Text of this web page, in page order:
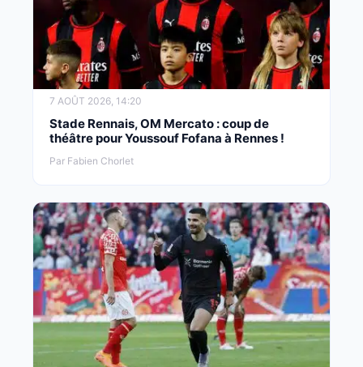
7 AOÛT 2026, 14:20
Stade Rennais, OM Mercato : coup de
théâtre pour Youssouf Fofana à Rennes !
Par Fabien Chorlet